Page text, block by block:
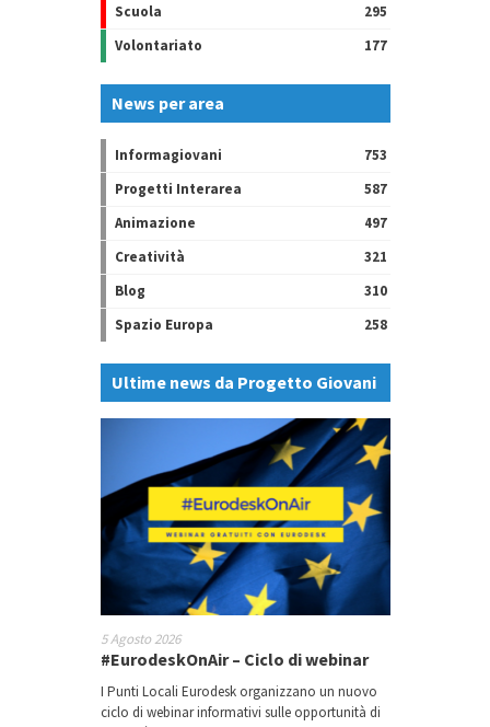
Scuola
295
Volontariato
177
News per area
Informagiovani
753
Progetti Interarea
587
Animazione
497
Creatività
321
Blog
310
Spazio Europa
258
Ultime news da Progetto Giovani
5 Agosto 2026
#EurodeskOnAir – Ciclo di webinar
I Punti Locali Eurodesk organizzano un nuovo
ciclo di webinar informativi sulle opportunità di